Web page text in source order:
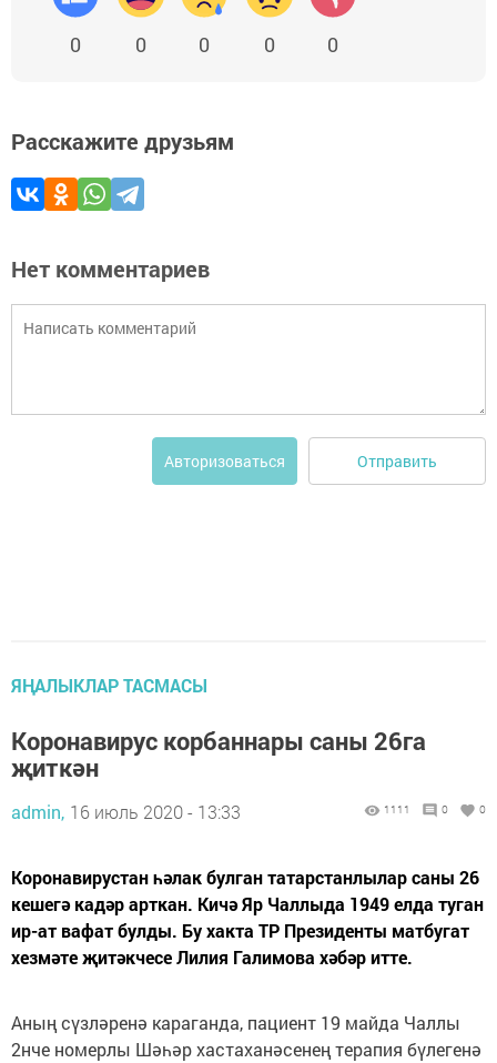
0 0 0 0 0
Расскажите друзьям
Нет комментариев
Авторизоваться Отправить
ЯҢАЛЫКЛАР ТАСМАСЫ
Коронавирус корбаннары саны 26га
җиткән
admin, 16 июль 2020 - 13:33 1111 0 0
Коронавирустан һәлак булган татарстанлылар саны 26
кешегә кадәр арткан. Кичә Яр Чаллыда 1949 елда туган
ир-ат вафат булды. Бу хакта ТР Президенты матбугат
хезмәте җитәкчесе Лилия Галимова хәбәр итте.
Аның сүзләренә караганда, пациент 19 майда Чаллы
2нче номерлы Шәһәр хастаханәсенең терапия бүлегенә